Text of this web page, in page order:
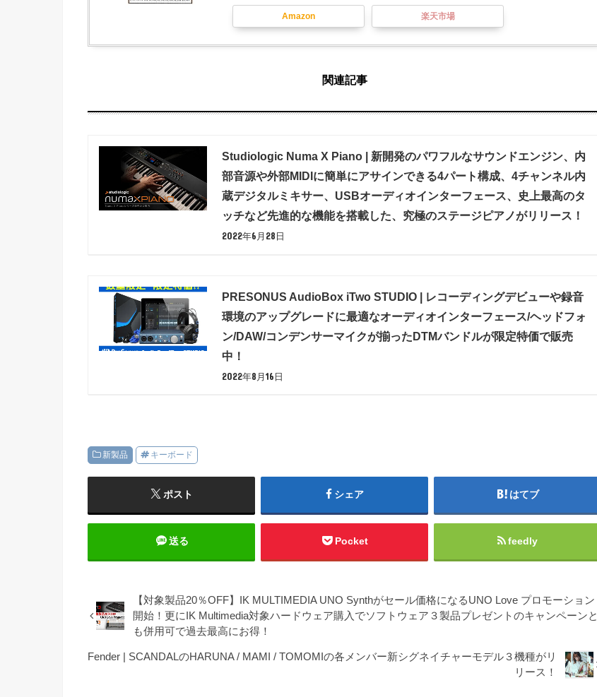
Amazon 楽天市場
関連記事
Studiologic Numa X Piano | 新開発のパワフルなサウンドエンジン、内
部音源や外部MIDIに簡単にアサインできる4パート構成、4チャンネル内
蔵デジタルミキサー、USBオーディオインターフェース、史上最高のタ
ッチなど先進的な機能を搭載した、究極のステージピアノがリリース！
2022年6月28日
PRESONUS AudioBox iTwo STUDIO | レコーディングデビューや録音
環境のアップグレードに最適なオーディオインターフェース/ヘッドフォ
ン/DAW/コンデンサーマイクが揃ったDTMバンドルが限定特価で販売
中！
2022年8月16日
新製品 キーボード
ポスト シェア はてブ
送る Pocket feedly
【対象製品20％OFF】IK MULTIMEDIA UNO Synthがセール価格になるUNO Love プロモーション
開始！更にIK Multimedia対象ハードウェア購入でソフトウェア３製品プレゼントのキャンペーンと
も併用可で過去最高にお得！
Fender | SCANDALのHARUNA / MAMI / TOMOMIの各メンバー新シグネイチャーモデル３機種がリ
リース！